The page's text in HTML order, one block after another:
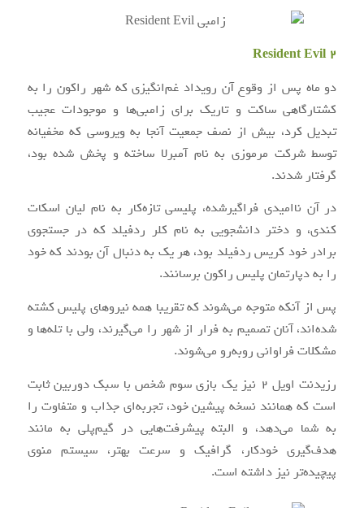
Resident Evil 2
دو ماه پس از وقوع آن رویداد غم‌انگیزی که شهر راکون را به
کشتارگاهی ساکت و تاریک برای زامبی‌ها و موجودات عجیب
تبدیل کرد، بیش از نصف جمعیت آنجا به ویروسی که مخفیانه
توسط شرکت مرموزی به نام آمبرلا ساخته و پخش شده بود،
گرفتار شدند.
در آن ناامیدی فراگیرشده، پلیسی تازه‌کار به نام لیان اسکات
کندی، و دختر دانشجویی به نام کلر ردفیلد که در جستجوی
برادر خود کریس ردفیلد بود، هر یک به دنبال آن بودند که خود
را به دپارتمان پلیس راکون برسانند.
پس از آنکه متوجه می‌شوند که تقریبا همه نیروهای پلیس کشته
شده‌اند، آنان تصمیم به فرار از شهر را می‌گیرند، ولی با تله‌ها و
مشکلات فراوانی روبه‌رو می‌شوند.
رزیدنت اویل ۲ نیز یک بازی سوم شخص با سبک دوربین ثابت
است که همانند نسخه پیشین خود، تجربه‌ای جذاب و متفاوت را
به شما می‌دهد، و البته پیشرفت‌هایی در گیم‌پلی به مانند
هدف‌گیری خودکار، گرافیک و سرعت بهتر، سیستم منوی
پیچیده‌تر نیز داشته است.